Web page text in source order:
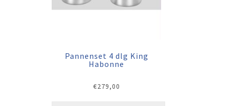
Pannenset 4 dlg King
Habonne
€279,00